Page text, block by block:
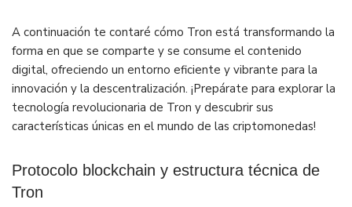
A continuación te contaré cómo Tron está transformando la
forma en que se comparte y se consume el contenido
digital, ofreciendo un entorno eficiente y vibrante para la
innovación y la descentralización. ¡Prepárate para explorar la
tecnología revolucionaria de Tron y descubrir sus
características únicas en el mundo de las criptomonedas!
Protocolo blockchain y estructura técnica de
Tron